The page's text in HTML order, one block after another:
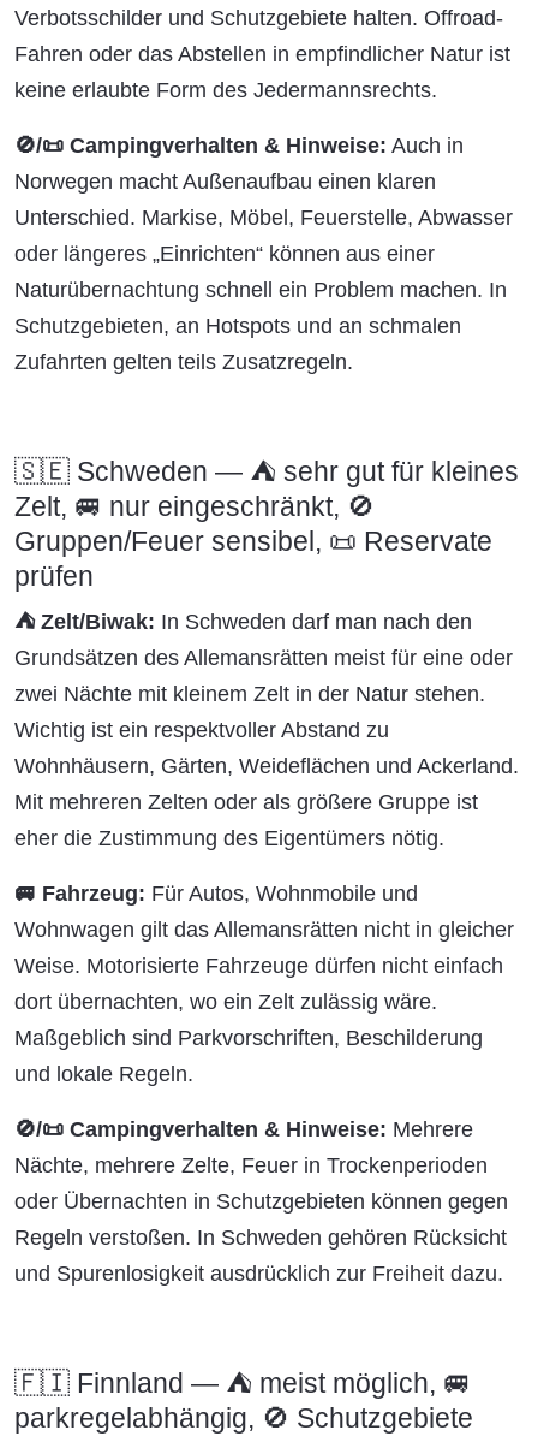
Verbotsschilder und Schutzgebiete halten. Offroad-
Fahren oder das Abstellen in empfindlicher Natur ist
keine erlaubte Form des Jedermannsrechts.
🚫/📜 Campingverhalten & Hinweise: Auch in
Norwegen macht Außenaufbau einen klaren
Unterschied. Markise, Möbel, Feuerstelle, Abwasser
oder längeres „Einrichten“ können aus einer
Naturübernachtung schnell ein Problem machen. In
Schutzgebieten, an Hotspots und an schmalen
Zufahrten gelten teils Zusatzregeln.
🇸🇪 Schweden — ⛺ sehr gut für kleines
Zelt, 🚐 nur eingeschränkt, 🚫
Gruppen/Feuer sensibel, 📜 Reservate
prüfen
⛺ Zelt/Biwak: In Schweden darf man nach den
Grundsätzen des Allemansrätten meist für eine oder
zwei Nächte mit kleinem Zelt in der Natur stehen.
Wichtig ist ein respektvoller Abstand zu
Wohnhäusern, Gärten, Weideflächen und Ackerland.
Mit mehreren Zelten oder als größere Gruppe ist
eher die Zustimmung des Eigentümers nötig.
🚐 Fahrzeug: Für Autos, Wohnmobile und
Wohnwagen gilt das Allemansrätten nicht in gleicher
Weise. Motorisierte Fahrzeuge dürfen nicht einfach
dort übernachten, wo ein Zelt zulässig wäre.
Maßgeblich sind Parkvorschriften, Beschilderung
und lokale Regeln.
🚫/📜 Campingverhalten & Hinweise: Mehrere
Nächte, mehrere Zelte, Feuer in Trockenperioden
oder Übernachten in Schutzgebieten können gegen
Regeln verstoßen. In Schweden gehören Rücksicht
und Spurenlosigkeit ausdrücklich zur Freiheit dazu.
🇫🇮 Finnland — ⛺ meist möglich, 🚐
parkregelabhängig, 🚫 Schutzgebiete